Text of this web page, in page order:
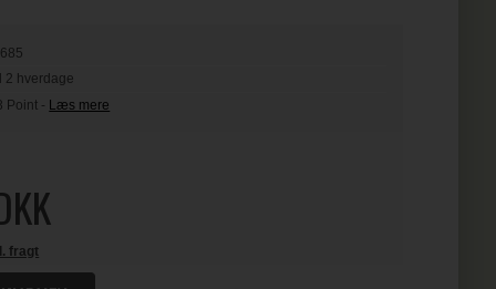
2 hverdage
Point - Læs mere
fragt